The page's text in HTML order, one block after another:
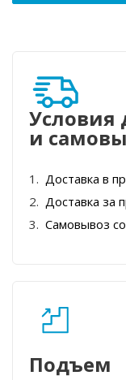
Условия
и
Доставка в
Доставка за
Самовывоз
Подъем